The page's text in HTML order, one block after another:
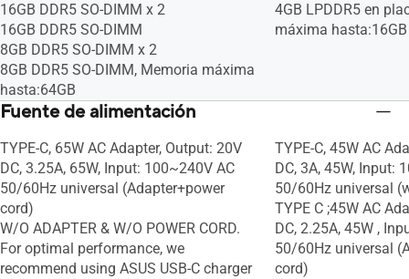
16GB DDR5 SO-DIMM x 2
16GB DDR5 SO-DIMM
8GB DDR5 SO-DIMM x 2
8GB DDR5 SO-DIMM, Memoria máxima
hasta:64GB
4GB LPDDR5 en
máxima hasta:16GB
Fuente de alimentación
TYPE-C, 65W AC Adapter, Output: 20V
DC, 3.25A, 65W, Input: 100~240V AC
50/60Hz universal (Adapter+power
cord)
W/O ADAPTER & W/O POWER CORD.
For optimal performance, we
recommend using ASUS USB-C charger
TYPE-C, 45W AC
DC, 3A, 45W, Input:
50/60Hz universal
TYPE C ;45W AC
DC, 2.25A, 45W ,
50/60Hz universal
cord)